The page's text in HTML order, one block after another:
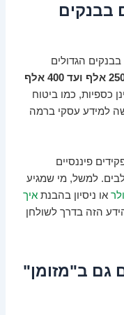
בבנקים
הגדולים
250 אלף ועד 400 אלף
כספיות, כמו ביטוח
למידע עסקי ברמה
פיננסיים
למשל, מי שמגיע
או ניסיון בהבנתאיך
הזה בדרך לשולחן
גם ב"מזומן"